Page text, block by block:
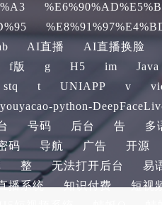
AI直播 AI直播换脸
f版 g H5 im Java
stq t UNIAPP v
python-
号码 后台 告 多
码 导航 广告 开源
整 无法打开后台 易
播系统 知识付费 短视